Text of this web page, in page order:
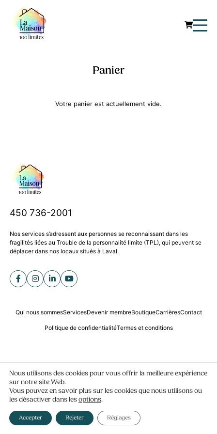
Panier
Votre panier est actuellement vide.
Qui nous sommesServicesDevenir membreBoutiqueCarrièresContact
450 736-2001
Nos services s’adressent aux personnes se reconnaissant dans les
fragilités liées au Trouble de la personnalité limite (TPL), qui peuvent se
déplacer dans nos locaux situés à Laval.
Politique de confidentialitéTermes et conditions
Nous utilisons des cookies pour vous offrir la meilleure expérience
sur notre site Web.
Vous pouvez en savoir plus sur les cookies que nous utilisons ou
les désactiver dans les options.
Accepter Rejeter Réglages